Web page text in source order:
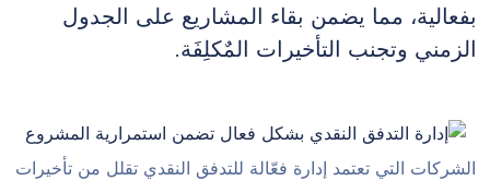
بفعالية، مما يضمن بقاء المشاريع على الجدول
الزمني وتجنب التأخيرات المٌكلِفَة.
الشركات التي تعتمد إدارة فعّالة للتدفق النقدي تقلل من تأخيرات